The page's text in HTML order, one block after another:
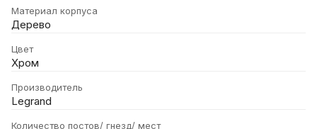
Материал корпуса
Дерево
Цвет
Хром
Производитель
Legrand
Количество постов/ гнезд/ мест